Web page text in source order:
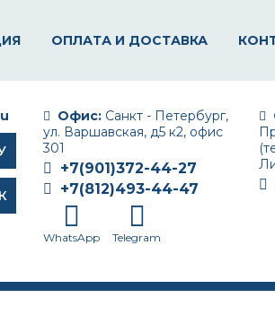
ОПЛАТА И ДОСТАВКА
Офис: Санкт - Петербург,
ул. Варшавская, д5 к2, офис
301
+7(901)372-44-27
+7(812)493-44-47
WhatsApp Telegram